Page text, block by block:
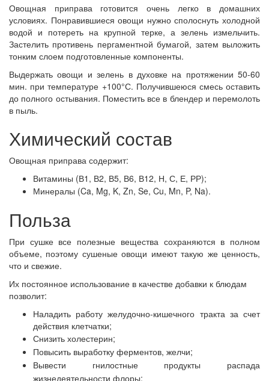
Овощная приправа готовится очень легко в домашних
условиях. Понравившиеся овощи нужно сполоснуть холодной
водой и потереть на крупной терке, а зелень измельчить.
Застелить противень пергаментной бумагой, затем выложить
тонким слоем подготовленные компоненты.
Выдержать овощи и зелень в духовке на протяжении 50-60
мин. при температуре +100°С. Получившеюся смесь оставить
до полного остывания. Поместить все в блендер и перемолоть
в пыль.
Химический состав
Овощная приправа содержит:
Витамины (В1, В2, В5, В6, В12, Н, С, Е, РР);
Минералы (Ca, Mg, K, Zn, Se, Cu, Mn, P, Na).
Польза
При сушке все полезные вещества сохраняются в полном
объеме, поэтому сушеные овощи имеют такую же ценность,
что и свежие.
Их постоянное использование в качестве добавки к блюдам
позволит:
Наладить работу желудочно-кишечного тракта за счет
действия клетчатки;
Снизить холестерин;
Повысить выработку ферментов, желчи;
Вывести гнилостные продукты распада
жизнедеятельности флоры;